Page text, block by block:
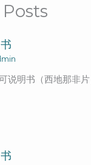
说明书（西地那非